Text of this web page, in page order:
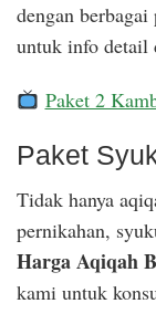
dengan
untuk info detail
Paket 2
Paket
Tidak hanya
pernikahan,
Harga Aqiqah
kami untuk